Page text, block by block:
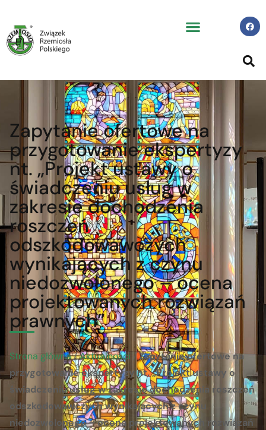
Zapytanie ofertowe na
przygotowanie ekspertyzy
nt. „Projekt ustawy o
świadczeniu usług w
zakresie dochodzenia
roszczeń
odszkodowawczych
wynikających z czynu
niedozwolonego – ocena
projektowanych rozwiązań
prawnych”
Strona główna/Aktualności /Zapytanie ofertowe na
przygotowanie ekspertyzy nt. „Projekt ustawy o
świadczeniu usług w zakresie dochodzenia roszczeń
odszkodowawczych wynikających z czynu
niedozwolonego – ocena projektowanych rozwiązań